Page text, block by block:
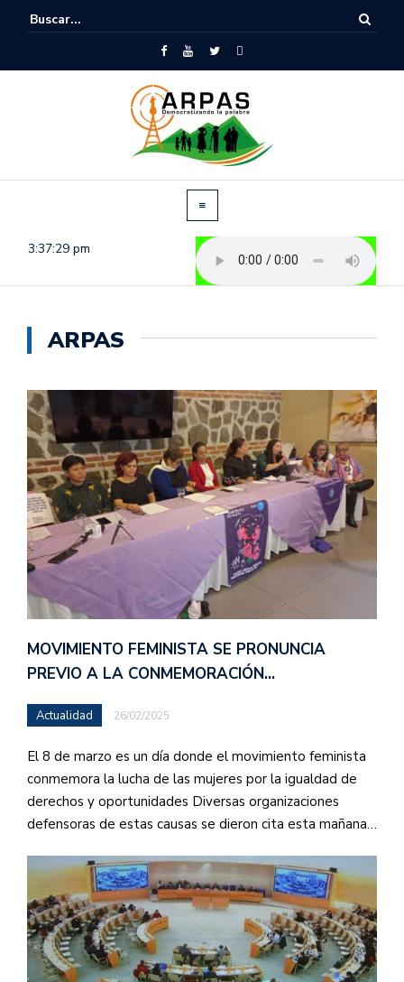
3:37:30 pm
ARPAS
MOVIMIENTO FEMINISTA SE PRONUNCIA
PREVIO A LA CONMEMORACIÓN…
Actualidad 26/02/2025
El 8 de marzo es un día donde el movimiento feminista
conmemora la lucha de las mujeres por la igualdad de
derechos y oportunidades Diversas organizaciones
defensoras de estas causas se dieron cita esta mañana…